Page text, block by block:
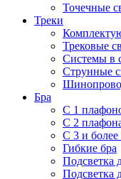
Точечные
Треки
Трековые
Системы в
Струнные
Бра
С 1
С 2
С 3 и
Гибкие бра
Подсветка
Подсветка